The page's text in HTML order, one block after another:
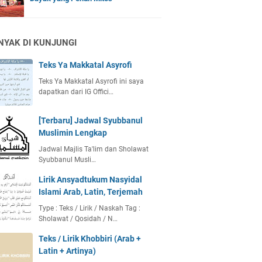
DI KUNJUNGI
Teks Ya Makkatal Asyrofi
Teks Ya Makkatal Asyrofi ini saya
dapatkan dari IG Offici…
[Terbaru] Jadwal Syubbanul
Muslimin Lengkap
Jadwal Majlis Ta'lim dan Sholawat
Syubbanul Musli…
Lirik Ansyadtukum Nasyidal
Islami Arab, Latin, Terjemah
Type : Teks / Lirik / Naskah Tag :
Sholawat / Qosidah / N…
Teks / Lirik Khobbiri (Arab +
Latin + Artinya)